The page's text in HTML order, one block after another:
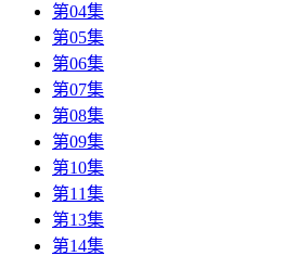
第04集
第05集
第06集
第07集
第08集
第09集
第10集
第11集
第13集
第14集